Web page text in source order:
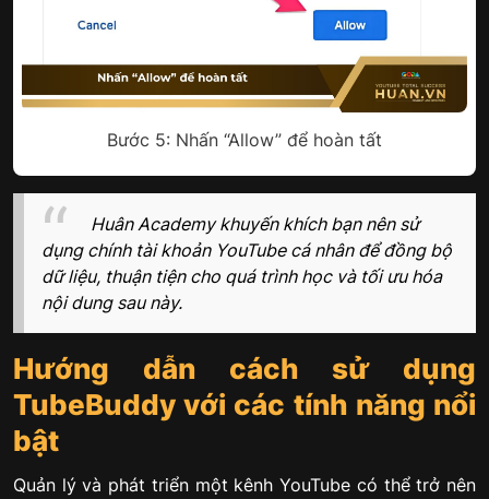
Bước 5: Nhấn “Allow” để hoàn tất
Huân Academy khuyến khích bạn nên sử
dụng chính tài khoản YouTube cá nhân để đồng bộ
dữ liệu, thuận tiện cho quá trình học và tối ưu hóa
nội dung sau này.
Hướng dẫn cách sử dụng
TubeBuddy với các tính năng nổi
bật
Quản lý và phát triển một kênh YouTube có thể trở nên